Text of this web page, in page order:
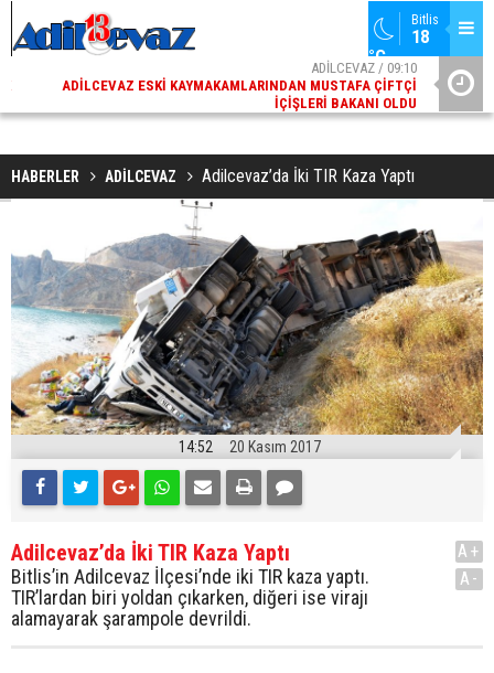
Bitlis
18
°C
ADİLCEVAZ / 09:10
ADILCEVAZ ESKI KAYMAKAMLARINDAN MUSTAFA ÇIFTÇI
İÇIŞLERI BAKANI OLDU
HABERLER ADİLCEVAZ Adilcevaz’da İki TIR Kaza Yaptı
14:52 20 Kasım 2017
Adilcevaz’da İki TIR Kaza Yaptı
Bitlis’in Adilcevaz İlçesi’nde iki TIR kaza yaptı.
TIR’lardan biri yoldan çıkarken, diğeri ise virajı
alamayarak şarampole devrildi.
A+
A-